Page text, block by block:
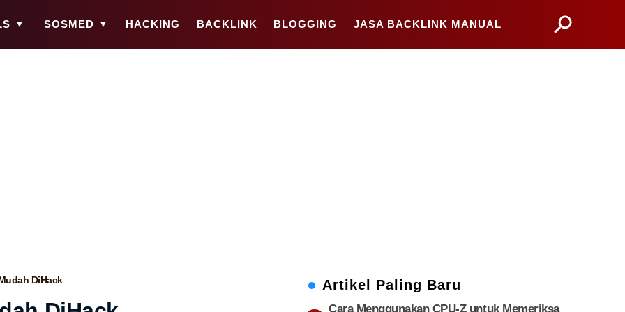
SOSMED HACKING BACKLINK BLOGGING JASA BACKLINK MANUAL
DiHack Artikel Paling Baru
Cara Menggunakan CPU-Z untuk Memeriksa